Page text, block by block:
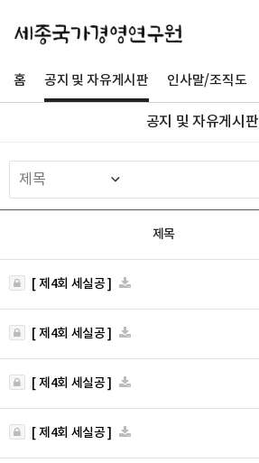
홈 공지 및 자유게시판 인사말/조직도
공지 및 자유게시판
제목
[ 제4회 세실공 ]
[ 제4회 세실공 ]
[ 제4회 세실공 ]
[ 제4회 세실공 ]